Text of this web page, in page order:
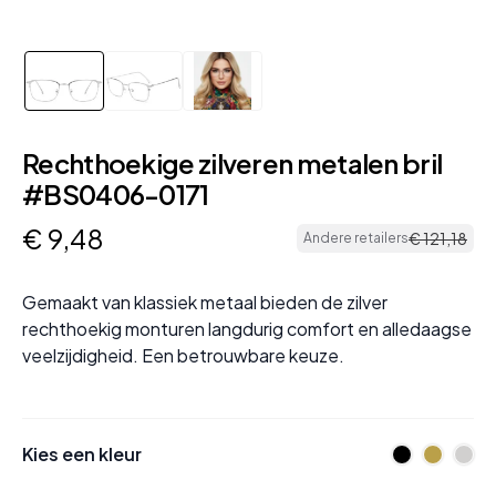
Rechthoekige zilveren metalen bril
#BS0406-0171
€ 9,48 Andere retailers€121,18
Gemaakt van klassiek metaal bieden de zilver
rechthoekig monturen langdurig comfort en alledaagse
veelzijdigheid. Een betrouwbare keuze.
Kies een kleur